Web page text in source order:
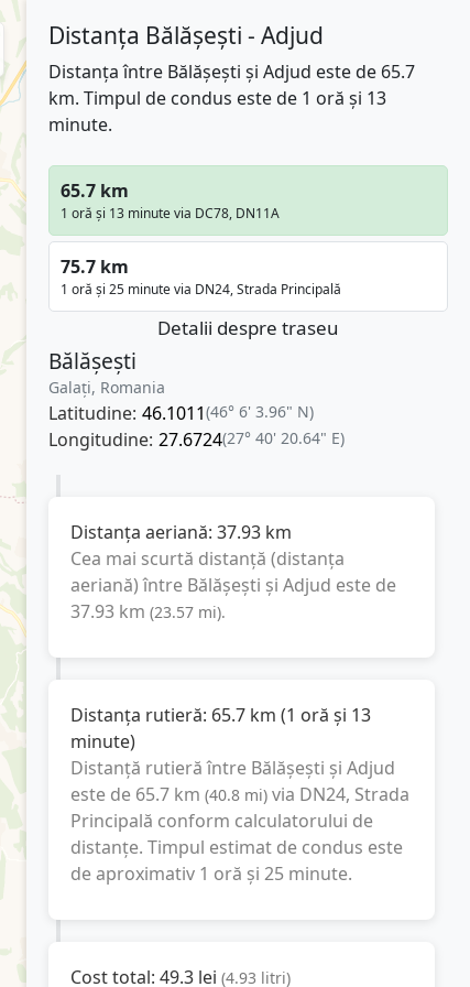
Distanța Bălășești - Adjud
Distanța între Bălășești și Adjud este de 65.7
km. Timpul de condus este de 1 oră și 13
minute.
65.7 km
1 oră și 13 minute via DC78, DN11A
75.7 km
1 oră și 25 minute via DN24, Strada Principală
Detalii despre traseu
Bălășești
Galați, Romania
Latitudine: 46.1011(46° 6' 3.96" N)
Longitudine: 27.6724(27° 40' 20.64" E)
Distanța aeriană: 37.93 km
Cea mai scurtă distanță (distanța
aeriană) între Bălășești și Adjud este de
37.93 km (23.57 mi).
Distanța rutieră: 65.7 km (1 oră și 13
minute)
Distanță rutieră între Bălășești și Adjud
este de 65.7 km (40.8 mi) via DN24, Strada
Principală conform calculatorului de
distanțe. Timpul estimat de condus este
de aproximativ 1 oră și 25 minute.
Cost total: 49.3 lei (4.93 litri)